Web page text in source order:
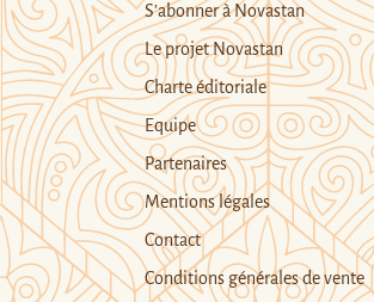
S’abonner à Novastan
Le projet Novastan
Charte éditoriale
Equipe
Partenaires
Mentions légales
Contact
Conditions générales de vente